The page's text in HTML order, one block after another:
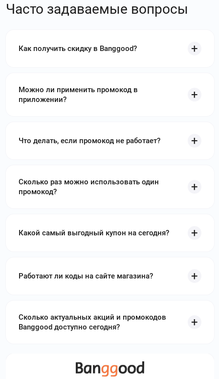
Часто задаваемые вопросы
Как получить скидку в Banggood?
Можно ли применить промокод в
приложении?
Что делать, если промокод не работает?
Сколько раз можно использовать один
промокод?
Какой самый выгодный купон на сегодня?
Работают ли коды на сайте магазина?
Сколько актуальных акций и промокодов
Banggood доступно сегодня?